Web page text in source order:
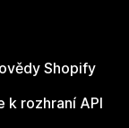
Shopify
k rozhraní API